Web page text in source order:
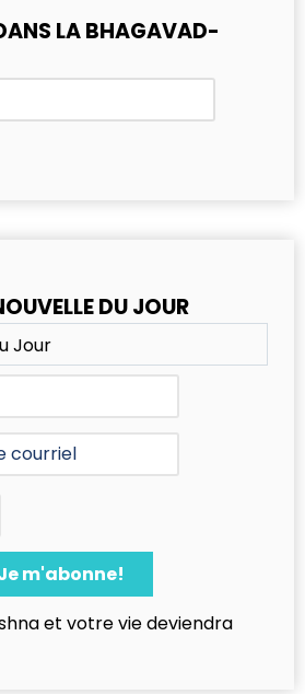
LA BHAGAVAD-
for results.
DU JOUR
Jour
et votre vie deviendra